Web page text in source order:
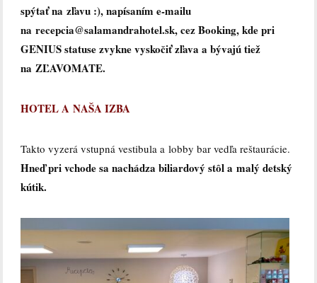
spýtať na zľavu :), napísaním e-mailu
na recepcia@salamandrahotel.sk, cez Booking, kde pri
GENIUS statuse zvykne vyskočiť zľava a bývajú tiež
na ZĽAVOMATE.
HOTEL A NAŠA IZBA
Takto vyzerá vstupná vestibula a lobby bar vedľa reštaurácie.
Hneď pri vchode sa nachádza biliardový stôl a malý detský
kútik.